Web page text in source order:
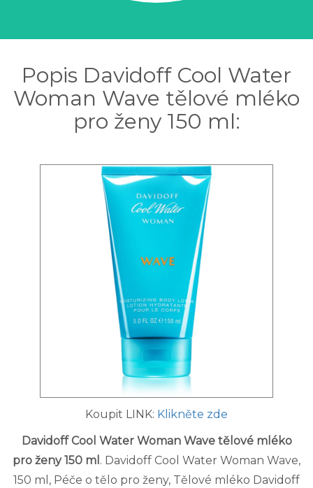
Popis Davidoff Cool Water
Woman Wave tělové mléko
pro ženy 150 ml:
Koupit LINK: Klikněte zde
Davidoff Cool Water Woman Wave tělové mléko
pro ženy 150 ml . Davidoff Cool Water Woman Wave,
150 ml, Péče o tělo pro ženy, Tělové mléko Davidoff